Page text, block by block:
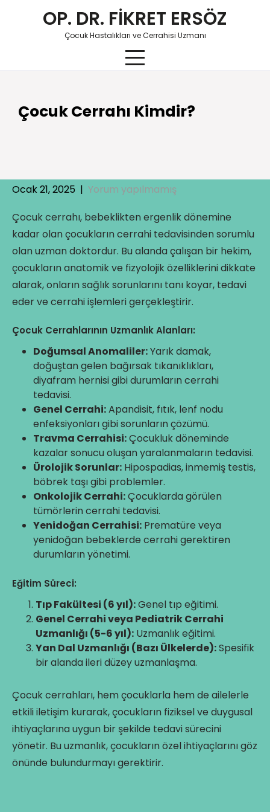
OP. DR. FİKRET ERSÖZ
Çocuk Hastalıkları ve Cerrahisi Uzmanı
Çocuk Cerrahı Kimdir?
Ocak 21, 2025 | Yorum yapılmamış
Çocuk cerrahı, bebeklikten ergenlik dönemine
kadar olan çocukların cerrahi tedavisinden sorumlu
olan uzman doktordur. Bu alanda çalışan bir hekim,
çocukların anatomik ve fizyolojik özelliklerini dikkate
alarak, onların sağlık sorunlarını tanı koyar, tedavi
eder ve cerrahi işlemleri gerçekleştirir.
Çocuk Cerrahlarının Uzmanlık Alanları:
Doğumsal Anomaliler:Yarık damak,
doğuştan gelen bağırsak tıkanıklıkları,
diyafram hernisi gibi durumların cerrahi
tedavisi.
Genel Cerrahi:Apandisit, fıtık, lenf nodu
enfeksiyonları gibi sorunların çözümü.
Travma Cerrahisi:Çocukluk döneminde
kazalar sonucu oluşan yaralanmaların tedavisi.
Ürolojik Sorunlar: Hipospadias, inmemiş testis,
böbrek taşı gibi problemler.
Onkolojik Cerrahi:Çocuklarda görülen
tümörlerin cerrahi tedavisi.
Yenidoğan Cerrahisi: Prematüre veya
yenidoğan bebeklerde cerrahi gerektiren
durumların yönetimi.
Eğitim Süreci:
Tıp Fakültesi (6 yıl):Genel tıp eğitimi.
Genel Cerrahi veya Pediatrik Cerrahi
Uzmanlığı (5-6 yıl): Uzmanlık eğitimi.
Yan Dal Uzmanlığı (Bazı Ülkelerde):Spesifik
bir alanda ileri düzey uzmanlaşma.
Çocuk cerrahları, hem çocuklarla hem de ailelerle
etkili iletişim kurarak, çocukların fiziksel ve duygusal
ihtiyaçlarına uygun bir şekilde tedavi sürecini
yönetir. Bu uzmanlık, çocukların özel ihtiyaçlarını göz
önünde bulundurmayı gerektirir.